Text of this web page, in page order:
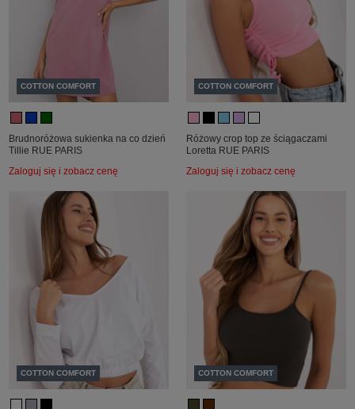
COTTON COMFORT
Brudnoróżowa sukienka na co dzień
Tillie RUE PARIS
Zaloguj się i zobacz cenę
COTTON COMFORT
Różowy crop top ze ściągaczami
Loretta RUE PARIS
Zaloguj się i zobacz cenę
COTTON COMFORT COTTON COMFORT